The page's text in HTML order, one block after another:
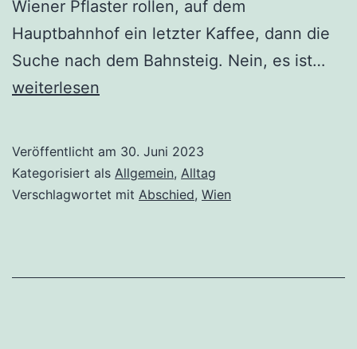
Wiener Pflaster rollen, auf dem
Hauptbahnhof ein letzter Kaffee, dann die
Suche nach dem Bahnsteig. Nein, es ist…
weiterlesen
Veröffentlicht am 30. Juni 2023
Kategorisiert als Allgemein, Alltag
Verschlagwortet mit Abschied, Wien